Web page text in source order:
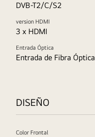
DVB-T2/C/S2
version HDMI
3 x HDMI
Entrada Óptica
Entrada de Fibra Óptica
DISEÑO
Color Frontal